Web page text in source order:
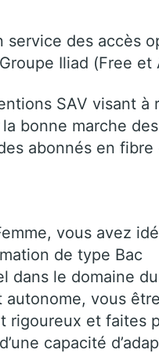
service des accès
Iliad (Free et
SAV visant à
bonne marche
abonnés en fibre
vous avez
de type Bac
dans le domaine du
autonome, vous être
rigoureux et faites
capacité